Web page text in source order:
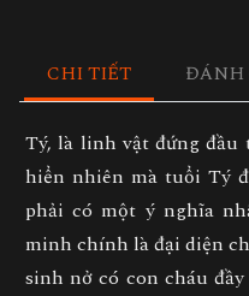
CHI TIẾT ĐÁNH
Tý, là linh vật đứng đầu
hiển nhiên mà tuổi Tý
phải có một ý nghĩa
minh chính là đại diện
sinh nở có con cháu